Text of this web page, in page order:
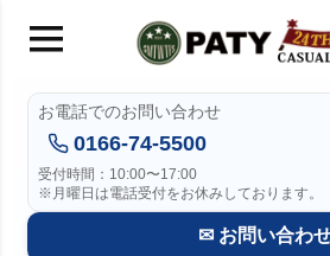
お電話でのお問い合わせ
0166-74-5500
受付時間：10:00〜17:00
※月曜日は電話受付をお休みしております。
✉ お問い合わ